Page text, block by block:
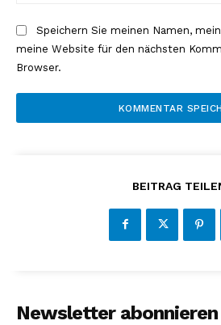
Speichern Sie meinen Namen,
meine Website für den nächsten
Browser.
BEITRAG
Newsletter abonnieren